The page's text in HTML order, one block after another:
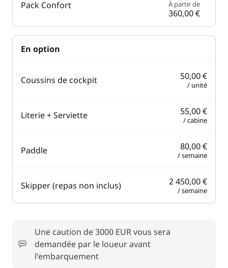
Pack Confort À partir de
360,00 €
En option
Coussins de cockpit 50,00 €
/ unité
Literie + Serviette 55,00 €
/ cabine
Paddle 80,00 €
/ semaine
Skipper (repas non inclus) 2 450,00 €
/ semaine
Une caution de 3000 EUR vous sera
demandée par le loueur avant
l'embarquement